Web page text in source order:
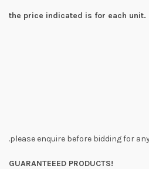
the price indicated is for each unit.
.please enquire before bidding for
GUARANTEEED PRODUCTS!